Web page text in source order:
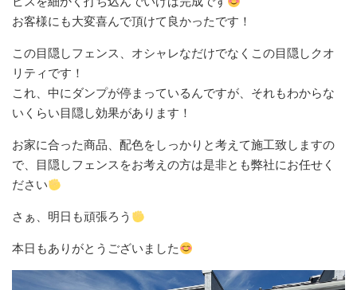
お客様にも大変喜んで頂けて良かったです！
この目隠しフェンス、オシャレなだけでなくこの目隠しクオ
リティです！
これ、中にダンプが停まっているんですが、それもわからな
いくらい目隠し効果があります！
お家に合った商品、配色をしっかりと考えて施工致しますの
で、目隠しフェンスをお考えの方は是非とも弊社にお任せく
ださい
さぁ、明日も頑張ろう
本日もありがとうございました